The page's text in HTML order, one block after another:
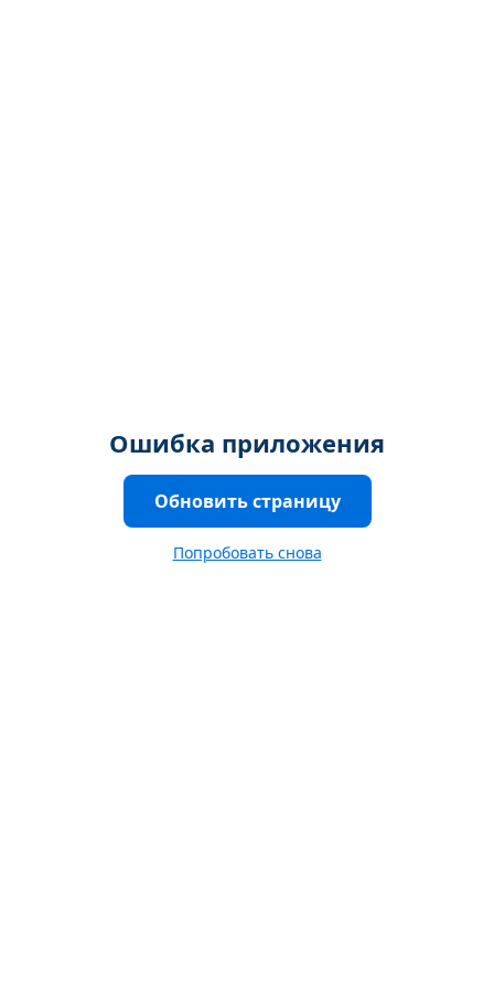
Ошибка приложения
Обновить страницу
Попробовать снова